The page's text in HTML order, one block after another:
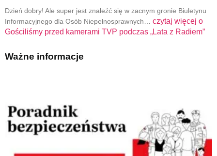
Dzień dobry! Ale super jest znaleźć się w zacnym gronie Biuletynu
Informacyjnego dla Osób Niepełnosprawnych… czytaj więcej o
Gościliśmy przed kamerami TVP podczas „Lata z Radiem”
Ważne informacje